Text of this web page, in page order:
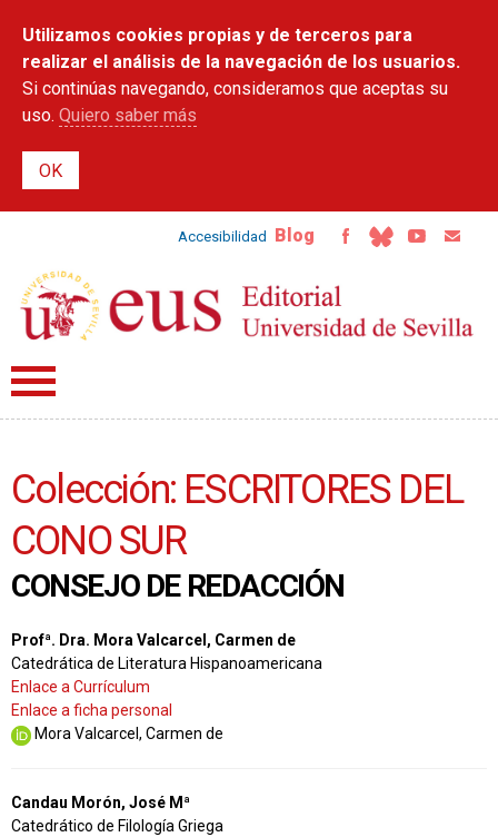
contenido
principal
Utilizamos cookies propias y de terceros para
realizar el análisis de la navegación de los usuarios.
Si continúas navegando, consideramos que aceptas su
uso. Quiero saber más
Accesibilidad Blog
Colección: ESCRITORES DEL
CONO SUR
CONSEJO DE REDACCIÓN
Profª. Dra. Mora Valcarcel, Carmen de
Catedrática de Literatura Hispanoamericana
Enlace a Currículum
Enlace a ficha personal
Mora Valcarcel, Carmen de
Candau Morón, José Mª
Catedrático de Filología Griega